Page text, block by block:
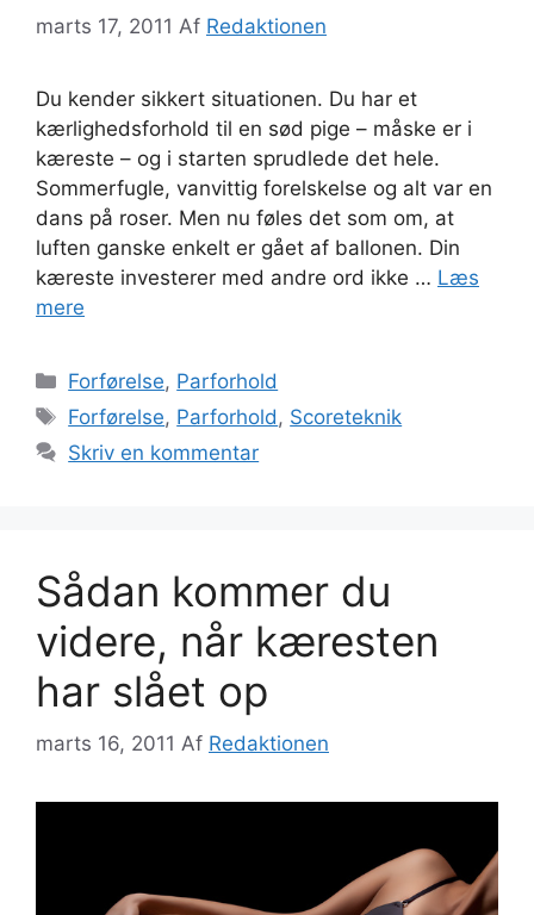
marts 17, 2011 Af Redaktionen
Du kender sikkert situationen. Du har et
kærlighedsforhold til en sød pige – måske er i
kæreste – og i starten sprudlede det hele.
Sommerfugle, vanvittig forelskelse og alt var en
dans på roser. Men nu føles det som om, at
luften ganske enkelt er gået af ballonen. Din
kæreste investerer med andre ord ikke … Læs
mere
Kategorier
Forførelse, Parforhold
Tags
Forførelse, Parforhold , Scoreteknik
Skriv en kommentar
Sådan kommer du
videre, når kæresten
har slået op
marts 16, 2011 Af Redaktionen